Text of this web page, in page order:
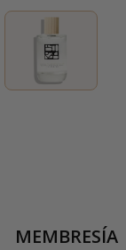
MEMBRESÍA